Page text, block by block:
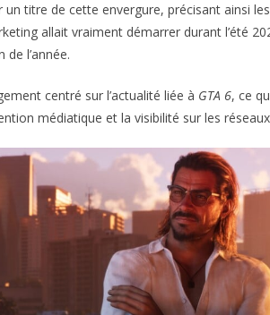
titre de cette envergure, précisant ainsi
allait vraiment démarrer durant l’été
de l’année.
centré sur l’actualité liée à GTA 6, ce
médiatique et la visibilité sur les